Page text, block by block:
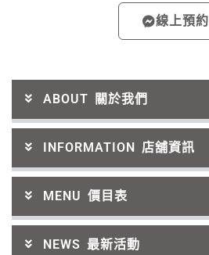
線上預約
ABOUT 關於我們
INFORMATION 店舖資訊
MENU 價目表
NEWS 最新活動